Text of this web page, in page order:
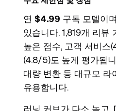
연 $4.99 구독 모델이
있습니다. 1,819개 리뷰
높은 점수, 고객 서비스
(4.8/5)도 높게 평가됩
대량 변환 등 대규모 라
유용합니다.
러닝 커브가 다소 높고,